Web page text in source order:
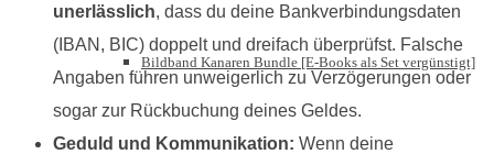
Bildband Kanaren Bundle [E-Books als Set vergünstigt]
unerlässlich, dass du deine Bankverbindungsdaten
(IBAN, BIC) doppelt und dreifach überprüfst. Falsche
Angaben führen unweigerlich zu Verzögerungen oder
sogar zur Rückbuchung deines Geldes.
Geduld und Kommunikation: Wenn deine